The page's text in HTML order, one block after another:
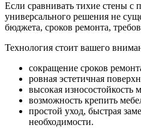
Если сравнивать тихие стены с
универсального решения не
бюджета, сроков ремонта,
Технология стоит вашего
сокращение сроков
ровная эстетичная
высокая износостойкость
возможность крепить
простой уход, быстрая
необходимости.